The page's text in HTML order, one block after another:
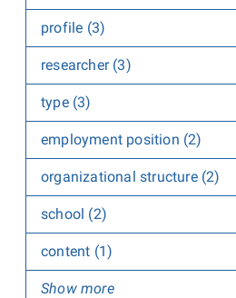
profile (3)
researcher (3)
type (3)
employment position (2)
organizational structure (2)
school (2)
content (1)
Show more